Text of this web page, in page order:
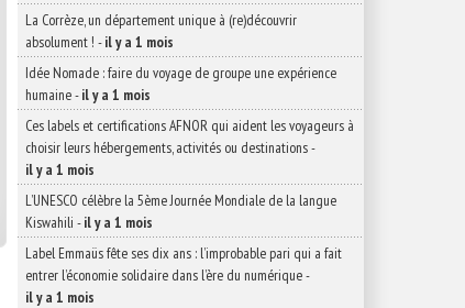
La Corrèze, un département unique à (re)découvrir
absolument ! -il y a 1 mois
Idée Nomade : faire du voyage de groupe une expérience
humaine-il y a 1 mois
Ces labels et certifications AFNOR qui aident les voyageurs à
choisir leurs hébergements, activités ou destinations-
il y a 1 mois
L’UNESCO célèbre la 5ème Journée Mondiale de la langue
Kiswahili -il y a 1 mois
Label Emmaüs fête ses dix ans : l’improbable pari qui a fait
entrer l’économie solidaire dans l’ère du numérique-
il y a 1 mois